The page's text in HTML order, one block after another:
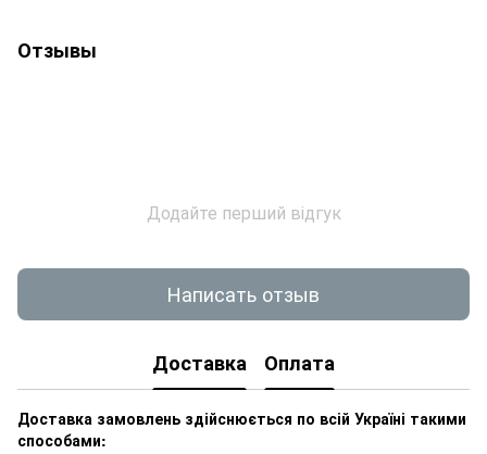
Отзывы
Додайте перший відгук
Написать отзыв
Доставка Оплата
Доставка замовлень здійснюється по всій Україні такими
способами: